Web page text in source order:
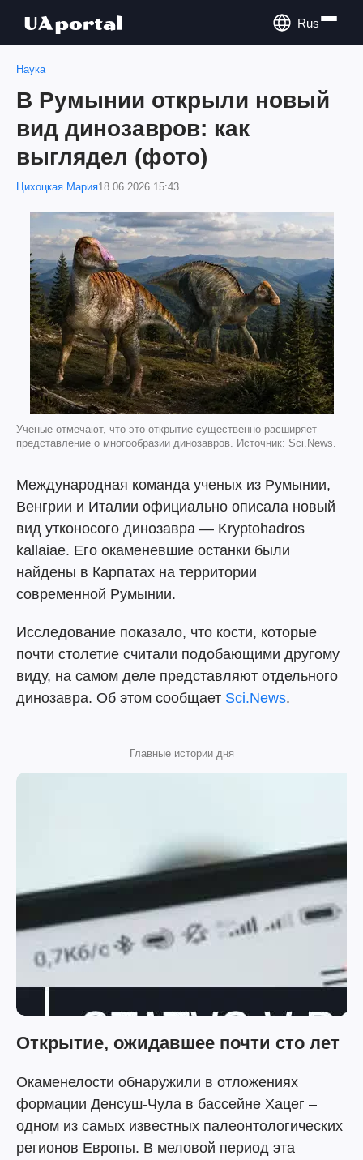
Rus
Наука
В Румынии открыли новый
вид динозавров: как
выглядел (фото)
Цихоцкая Мария18.06.2026 15:43
Ученые отмечают, что это открытие существенно расширяет
представление о многообразии динозавров. Источник: Sci.News.
Международная команда ученых из Румынии,
Венгрии и Италии официально описала новый
вид утконосого динозавра — Kryptohadros
kallaiae. Его окаменевшие останки были
найдены в Карпатах на территории
современной Румынии.
Исследование показало, что кости, которые
почти столетие считали подобающими другому
виду, на самом деле представляют отдельного
динозавра. Об этом сообщает Sci.News.
Главные истории дня
Открытие, ожидавшее почти сто лет
Окаменелости обнаружили в отложениях
формации Денсуш-Чула в бассейне Хацег –
одном из самых известных палеонтологических
регионов Европы. В меловой период эта